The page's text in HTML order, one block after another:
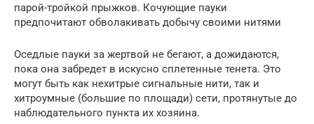
парой-тройкой прыжков. Кочующие пауки
предпочитают обволакивать добычу своими нитями
Оседлые пауки за жертвой не бегают, а дожидаются,
пока она забредет в искусно сплетенные тенета. Это
могут быть как нехитрые сигнальные нити, так и
хитроумные (большие по площади) сети, протянутые до
наблюдательного пункта их хозяина.